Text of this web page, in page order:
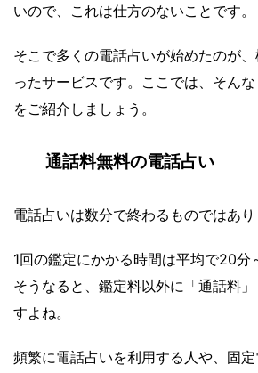
いので、これは仕方のないことです。
そこで多くの電話占いが始めたのが
ったサービスです。ここでは、そんな
をご紹介しましょう。
通話料無料の電話占い
電話占いは数分で終わるものではあり
1回の鑑定にかかる時間は平均で20分
そうなると、鑑定料以外に「通話料
すよね。
頻繁に電話占いを利用する人や、固